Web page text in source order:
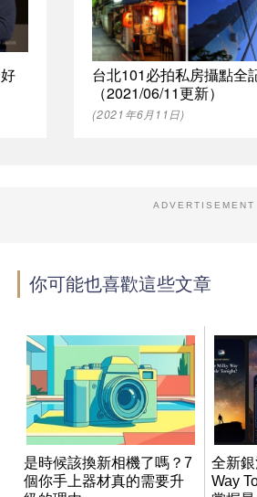
台北101必拍私房攝點全
（2021/06/11更新）
(2021年6月11日)
ADVERTISEMENT
你可能也喜歡這些文章
是時候該換新相機了嗎？7
個你手上器材真的需要升
全新
Way